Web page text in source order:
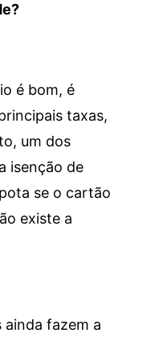
é bom, é
taxas,
um dos
isenção de
se o cartão
existe a
ainda fazem a